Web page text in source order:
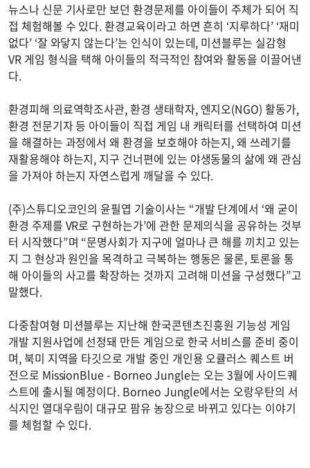
뉴스나 신문 기사로만 보던 환경문제를 아이들이 주체가 되어 직
접 체험해볼 수 있다. 환경교육이라고 하면 흔히 ‘지루하다’ ‘재미
없다’ ‘잘 와닿지 않는다’는 인식이 있는데, 미션블루는 실감형
VR 게임 형식을 택해 아이들의 적극적인 참여와 활동을 이끌어낸
다.
환경피해 의료역학조사관, 환경 생태학자, 엔지오(NGO) 활동가,
환경 전문기자 등 아이들이 직접 게임 내 캐릭터를 선택하여 미션
을 해결하는 과정에서 왜 환경을 보호해야 하는지, 왜 쓰레기를
재활용해야 하는지, 지구 건너편에 있는 야생동물의 삶에 왜 관심
을 가져야 하는지 자연스럽게 깨달을 수 있다.
(주)스튜디오코인의 윤필엽 기술이사는 “개발 단계에서 ‘왜 굳이
환경 주제를 VR로 구현하는가’에 관한 문제의식을 공유하는 것부
터 시작했다”며 “문명사회가 지구에 얼마나 큰 해를 끼치고 있는
지 그 현상과 원인을 목격하고 극복하는 행동은 물론, 토론을 통
해 아이들의 사고를 확장하는 것까지 고려해 미션을 구성했다”고
말했다.
다중참여형 미션블루는 지난해 한국콘텐츠진흥원 기능성 게임
개발 지원사업에 선정돼 만든 게임으로 한국 서비스를 준비 중이
며, 북미 지역을 타깃으로 개발 중인 개인용 오큘러스 퀘스트 버
전으로 MissionBlue - Borneo Jungle는 오는 3월에 사이드퀘
스트에 출시될 예정이다. Borneo Jungle에서는 오랑우탄의 서
식지인 열대우림이 대규모 팜유 농장으로 바뀌고 있다는 이야기
를 체험할 수 있다.